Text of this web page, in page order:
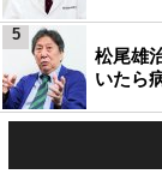
松尾雄
いたら
5